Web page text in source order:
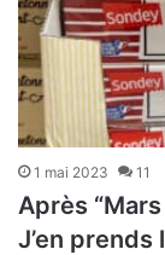
1 mai 2023 11
Après
J’en prends